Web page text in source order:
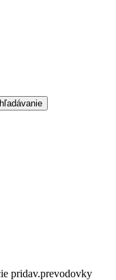
pridav.prevodovky